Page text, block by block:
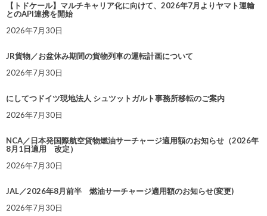
【トドケール】マルチキャリア化に向けて、2026年7月よりヤマト運輸
とのAPI連携を開始
2026年7月30日
JR貨物／お盆休み期間の貨物列車の運転計画について
2026年7月30日
にしてつドイツ現地法人 シュツットガルト事務所移転のご案内
2026年7月30日
NCA／日本発国際航空貨物燃油サーチャージ適用額のお知らせ（2026年
8月1日適用 改定）
2026年7月30日
JAL／2026年8月前半 燃油サーチャージ適用額のお知らせ(変更)
2026年7月30日